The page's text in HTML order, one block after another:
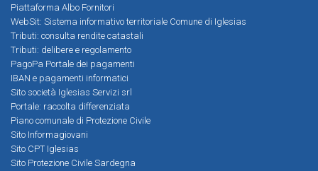
Piattaforma Albo Fornitori
WebSit: Sistema informativo territoriale Comune di Iglesias
Tributi: consulta rendite catastali
Tributi: delibere e regolamento
PagoPa Portale dei pagamenti
IBAN e pagamenti informatici
Sito società Iglesias Servizi srl
Portale: raccolta differenziata
Piano comunale di Protezione Civile
Sito Informagiovani
Sito CPT Iglesias
Sito Protezione Civile Sardegna